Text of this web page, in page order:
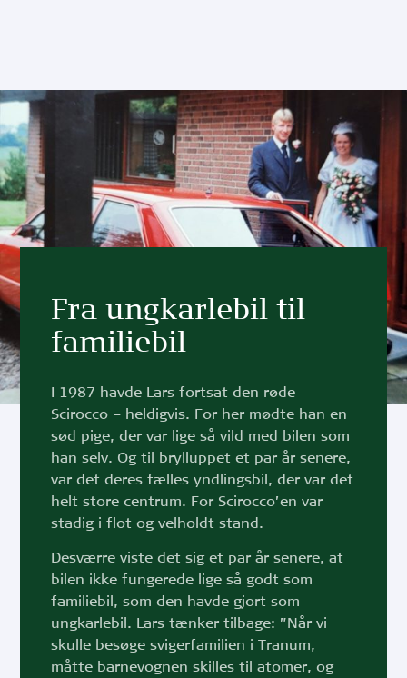
Fra ungkarlebil til
familiebil
I 1987 havde Lars fortsat den røde
Scirocco – heldigvis. For her mødte han en
sød pige, der var lige så vild med bilen som
han selv. Og til brylluppet et par år senere,
var det deres fælles yndlingsbil, der var det
helt store centrum. For Scirocco’en var
stadig i flot og velholdt stand.
Desværre viste det sig et par år senere, at
bilen ikke fungerede lige så godt som
familiebil, som den havde gjort som
ungkarlebil. Lars tænker tilbage: ”Når vi
skulle besøge svigerfamilien i Tranum,
måtte barnevognen skilles til atomer, og